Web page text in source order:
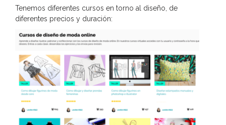
Tenemos diferentes cursos en torno al diseño, de
diferentes precios y duración: